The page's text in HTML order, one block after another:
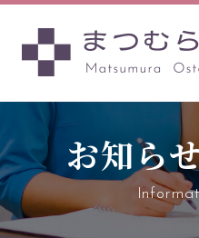
Tel. 096-
〒862-0970
お知ら